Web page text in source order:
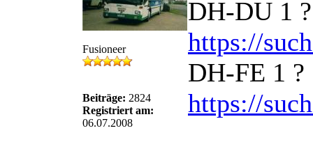
Fusioneer
Beiträge: 2824
Registriert am:
06.07.2008
DH-DU 1
https://
DH-FE 1 ?
https://